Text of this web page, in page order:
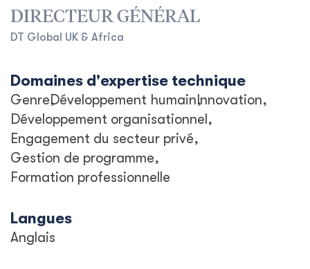
DIRECTEUR GÉNÉRAL
DT Global UK & Africa
Domaines d'expertise technique
GenreDéveloppement humainInnovation
Développement organisationnel
Engagement du secteur privé
Gestion de programme
Formation professionnelle
Langues
Anglais